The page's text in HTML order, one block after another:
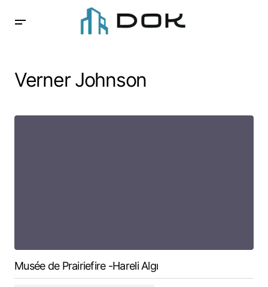
Verner Johnson
Musée de Prairiefire -Hareli Algı